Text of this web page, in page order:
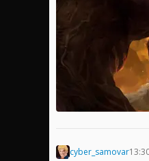
cyber_samovar